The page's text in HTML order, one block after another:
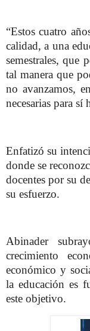
“Estos cuatro
calidad, a una
semestrales, que
tal manera que
no avanzamos,
necesarias para sí
Enfatizó su
donde se
docentes por su
su esfuerzo.
Abinader
crecimiento
económico y
la educación es
este objetivo.